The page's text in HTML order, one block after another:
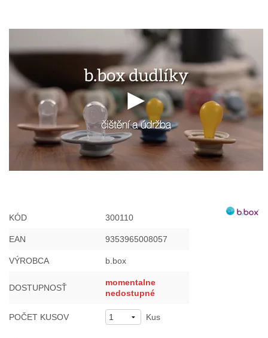
KÓD 300110
EAN 9353965008057
VÝROBCA b.box
DOSTUPNOSŤ
momentalne
nedostupné
POČET KUSOV Kus